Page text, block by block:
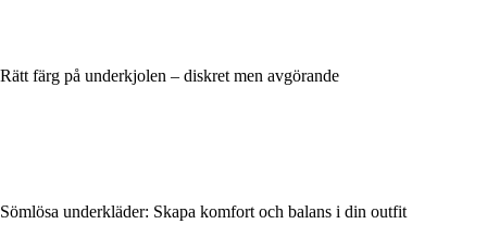
Rätt färg på underkjolen – diskret men avgörande
Sömlösa underkläder: Skapa komfort och balans i din outfit